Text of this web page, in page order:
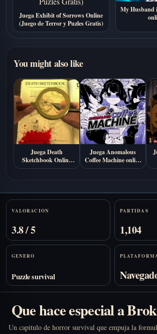
Juega Exhibit of Sorrows Online
(Juego de Terror y Puzles Gratis)
My Husband
You might also like
Juega Death
Sketchbook Online
Gratis
Juega Anomalous
Coffee Machine online
gratis
Stats
VALORACION
3.8 / 5
PARTIDAS
1,104
GENERO
Puzzle survival
Que hace especial a
Un capitulo de horror survival que empuja la